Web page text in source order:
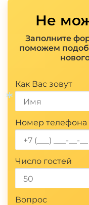
Не
Заполните
поможем
Как Вас зовут
Номер телефона
Вопрос
Число гостей